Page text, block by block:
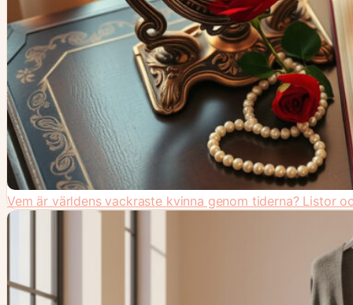
Vem är världens vackraste kvinna genom tiderna? Listor